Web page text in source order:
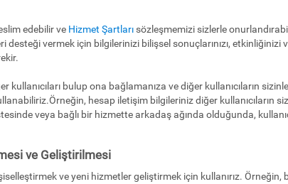
edebilir ve Hizmet Şartları sözleşmemizi sizlerle
vermek için bilgilerinizi bilişsel sonuçlarınızı, etkinliğinizi
bulup ona bağlamanıza ve diğer kullanıcıların
hesap iletişim bilgileriniz diğer kullanıcıların
veya bağlı bir hizmette arkadaş ağında olduğunda,
ve Geliştirilmesi
ve yeni hizmetler geliştirmek için kullanırız.